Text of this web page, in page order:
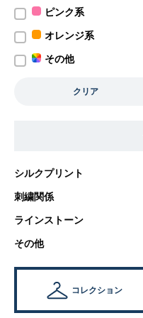
ピンク系
オレンジ系
その他
クリア
シルクプリント
刺繍関係
ラインストーン
その他
コレクション